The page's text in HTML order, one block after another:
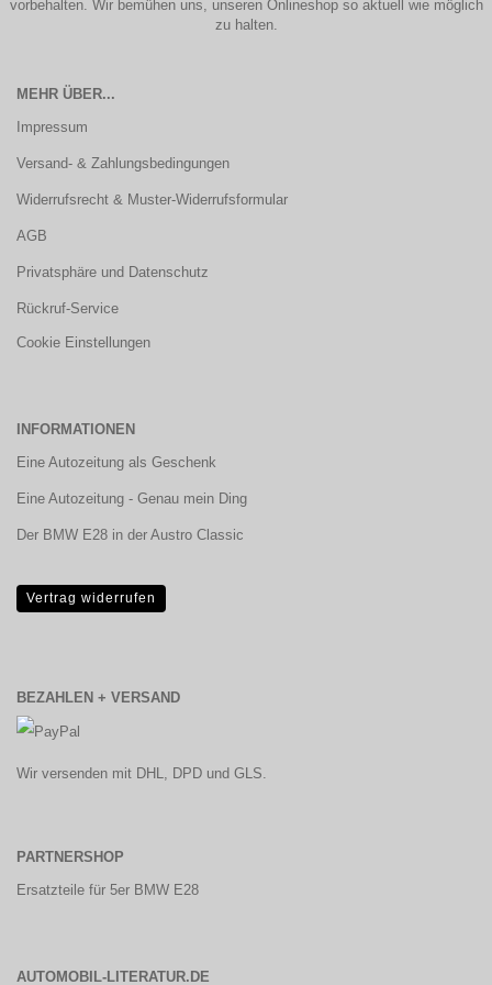
vorbehalten. Wir bemühen uns, unseren Onlineshop so aktuell wie möglich
zu halten.
MEHR ÜBER...
Impressum
Versand- & Zahlungsbedingungen
Widerrufsrecht & Muster-Widerrufsformular
AGB
Privatsphäre und Datenschutz
Rückruf-Service
Cookie Einstellungen
INFORMATIONEN
Eine Autozeitung als Geschenk
Eine Autozeitung - Genau mein Ding
Der BMW E28 in der Austro Classic
Vertrag widerrufen
BEZAHLEN + VERSAND
Wir versenden mit DHL, DPD und GLS.
PARTNERSHOP
Ersatzteile für 5er BMW E28
AUTOMOBIL-LITERATUR.DE